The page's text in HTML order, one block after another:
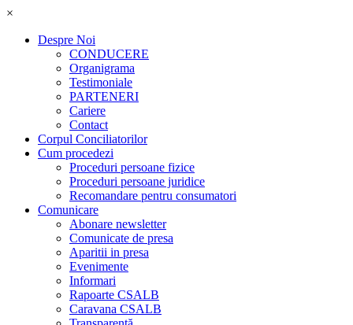
×
Despre Noi
CONDUCERE
Organigrama
Testimoniale
PARTENERI
Cariere
Contact
Corpul Conciliatorilor
Cum procedezi
Proceduri persoane fizice
Proceduri persoane juridice
Recomandare pentru consumatori
Comunicare
Abonare newsletter
Comunicate de presa
Aparitii in presa
Evenimente
Informari
Rapoarte CSALB
Caravana CSALB